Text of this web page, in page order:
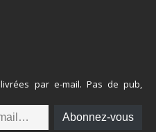
par e-mail. Pas de pub,
Abonnez-vous